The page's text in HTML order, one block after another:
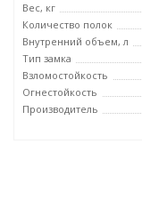
Вес, кг
Количество полок
Внутренний объем, л
Тип замка
Взломостойкость
Огнестойкость
Производитель